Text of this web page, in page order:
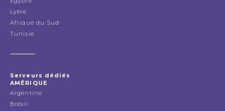
Lybie
Afrique du Sud
Tunisie
Serveurs dédiés
AMÉRIQUE
Argentine
Brésil